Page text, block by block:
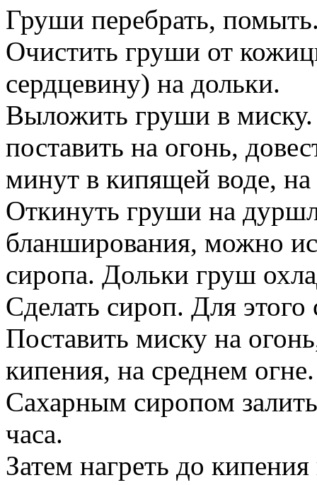
Груши перебрать,
Очистить груши от
сердцевину) на дольки.
Выложить груши в миску.
поставить на огонь,
минут в кипящей воде, на
Откинуть груши на
бланширования, можно
сиропа. Дольки груш
Сделать сироп. Для
Поставить миску на
кипения, на среднем огне.
Сахарным сиропом
часа.
Затем нагреть до